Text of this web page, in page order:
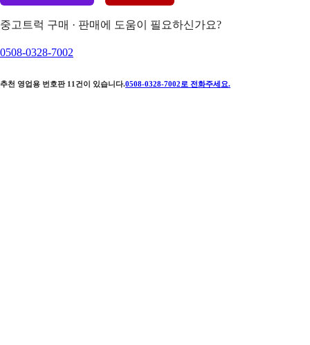
중고트럭 구매 · 판매에 도움이 필요하신가요?
0508-0328-7002
추천 영업용 번호판 11 건이 있습니다.0508-0328-7002 로 전화주세요.